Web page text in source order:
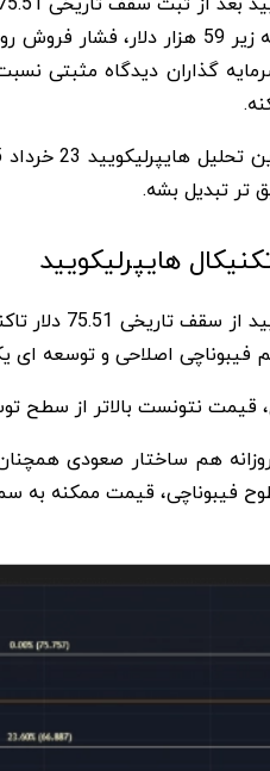
59 هزار دلار، فشار فروش
گذاران دیدگاه مثبتی
.
هایپرلیکویید 23 خرداد 1405 و
تر تبدیل بشه.
هایپرلیکویید
فیبوناچی اصلاحی و توسعه
سطح توسعه 23.6 درصد فیبوناچی در 71.2 دلار تثبیت بشه و همین موضوع احتمال آغاز یک موج اصلاحی
روزانه هم ساختار صعودی
به سمت محدوده 52.52 دلار یا حتی 46.21 دلار حرکت کنه. در سناریوی عمیق تر، هدف بعدی